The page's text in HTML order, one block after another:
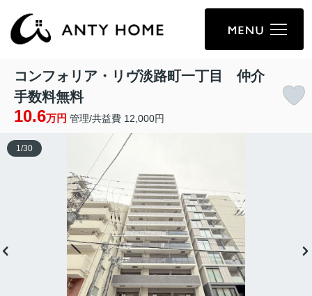
コンフォリア・リヴ淡路町一丁目 仲介
手数料無料
10.6万円 管理/共益費 12,000円
1 /30